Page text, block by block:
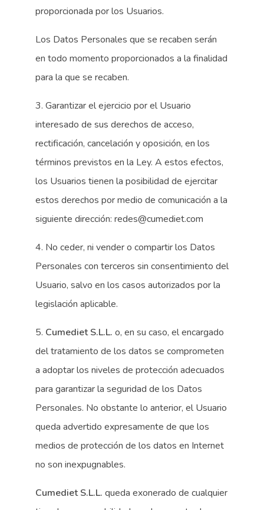
proporcionada por los Usuarios.
Los Datos Personales que se recaben serán
en todo momento proporcionados a la finalidad
para la que se recaben.
3. Garantizar el ejercicio por el Usuario
interesado de sus derechos de acceso,
rectificación, cancelación y oposición, en los
términos previstos en la Ley. A estos efectos,
los Usuarios tienen la posibilidad de ejercitar
estos derechos por medio de comunicación a la
siguiente dirección: redes@cumediet.com
4. No ceder, ni vender o compartir los Datos
Personales con terceros sin consentimiento del
Usuario, salvo en los casos autorizados por la
legislación aplicable.
5. Cumediet S.L.L. o, en su caso, el encargado
del tratamiento de los datos se comprometen
a adoptar los niveles de protección adecuados
para garantizar la seguridad de los Datos
Personales. No obstante lo anterior, el Usuario
queda advertido expresamente de que los
medios de protección de los datos en Internet
no son inexpugnables.
Cumediet S.L.L. queda exonerado de cualquier